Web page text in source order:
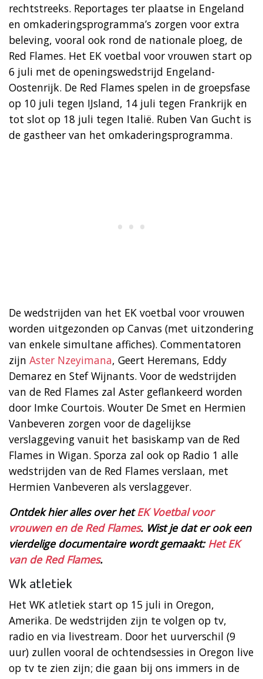
rechtstreeks. Reportages ter plaatse in Engeland
en omkaderingsprogramma’s zorgen voor extra
beleving, vooral ook rond de nationale ploeg, de
Red Flames. Het EK voetbal voor vrouwen start op
6 juli met de openingswedstrijd Engeland-
Oostenrijk. De Red Flames spelen in de groepsfase
op 10 juli tegen IJsland, 14 juli tegen Frankrijk en
tot slot op 18 juli tegen Italië. Ruben Van Gucht is
de gastheer van het omkaderingsprogramma.
De wedstrijden van het EK voetbal voor vrouwen
worden uitgezonden op Canvas (met uitzondering
van enkele simultane affiches). Commentatoren
zijn Aster Nzeyimana, Geert Heremans, Eddy
Demarez en Stef Wijnants. Voor de wedstrijden
van de Red Flames zal Aster geflankeerd worden
door Imke Courtois. Wouter De Smet en Hermien
Vanbeveren zorgen voor de dagelijkse
verslaggeving vanuit het basiskamp van de Red
Flames in Wigan. Sporza zal ook op Radio 1 alle
wedstrijden van de Red Flames verslaan, met
Hermien Vanbeveren als verslaggever. ​
Ontdek hier alles over hetEK Voetbal voor
vrouwen en de Red Flames. Wist je dat er ook een
vierdelige documentaire wordt gemaakt:Het EK
van de Red Flames.
Wk atletiek
Het WK atletiek start op 15 juli in Oregon,
Amerika. De wedstrijden zijn te volgen op tv,
radio en via livestream. Door het uurverschil (9
uur) zullen vooral de ochtendsessies in Oregon live
op tv te zien zijn; die gaan bij ons immers in de